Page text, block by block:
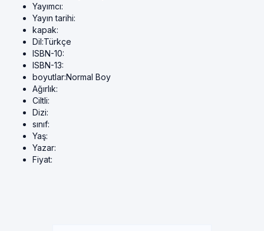
Yayımcı:
Yayın tarihi:
kapak:
Dil:Türkçe
ISBN-10:
ISBN-13:
boyutlar:Normal Boy
Ağırlık:
Ciltli:
Dizi:
sınıf:
Yaş:
Yazar:
Fiyat: